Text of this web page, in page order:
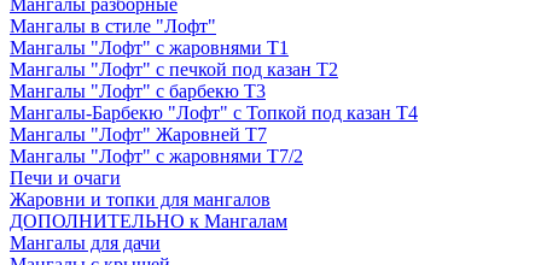
Мангалы разборные
Мангалы в стиле "Лофт"
Мангалы "Лофт" с жаровнями Т1
Мангалы "Лофт" с печкой под казан Т2
Мангалы "Лофт" с барбекю Т3
Мангалы-Барбекю "Лофт" с Топкой под казан Т4
Мангалы "Лофт" Жаровней Т7
Мангалы "Лофт" с жаровнями Т7/2
Печи и очаги
Жаровни и топки для мангалов
ДОПОЛНИТЕЛЬНО к Мангалам
Мангалы для дачи